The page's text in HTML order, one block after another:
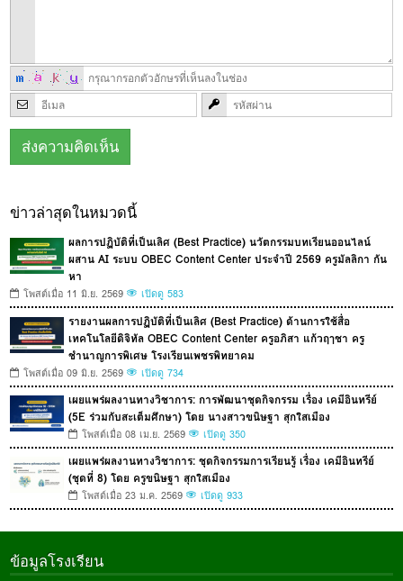
ข่าวล่าสุดในหมวดนี้
ผลการปฏิบัติที่เป็นเลิศ (Best Practice) นวัตกรรมบทเรียนออนไลน์
ผสาน AI ระบบ OBEC Content Center ประจำปี 2569 ครูมัลลิกา กัน
หา
โพสต์เมื่อ 11 มิ.ย. 2569 เปิดดู 583
รายงานผลการปฏิบัติที่เป็นเลิศ (Best Practice) ด้านการใช้สื่อ
เทคโนโลยีดิจิทัล OBEC Content Center ครูอภิสา แก้วฤๅชา ครู
ชำนาญการพิเศษ โรงเรียนเพชรพิทยาคม
โพสต์เมื่อ 09 มิ.ย. 2569 เปิดดู 734
เผยแพร่ผลงานทางวิชาการ: การพัฒนาชุดกิจกรรม เรื่อง เคมีอินทรีย์
(5E ร่วมกับสะเต็มศึกษา) โดย นางสาวขนิษฐา สุกใสเมือง
โพสต์เมื่อ 08 เม.ย. 2569 เปิดดู 350
เผยแพร่ผลงานทางวิชาการ: ชุดกิจกรรมการเรียนรู้ เรื่อง เคมีอินทรีย์
(ชุดที่ 8) โดย ครูขนิษฐา สุกใสเมือง
โพสต์เมื่อ 23 ม.ค. 2569 เปิดดู 933
ข้อมูลโรงเรียน